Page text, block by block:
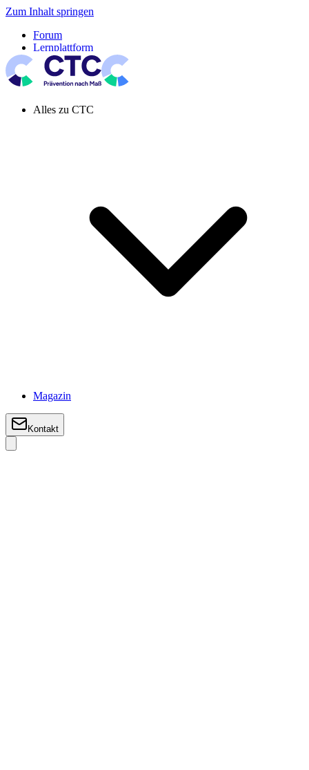
Zum Inhalt springen
Forum
Lernplattform
Pressespiegel
Newsletter
Systemeinstellung aktiv
Alles zu CTC
Magazin
Kontakt